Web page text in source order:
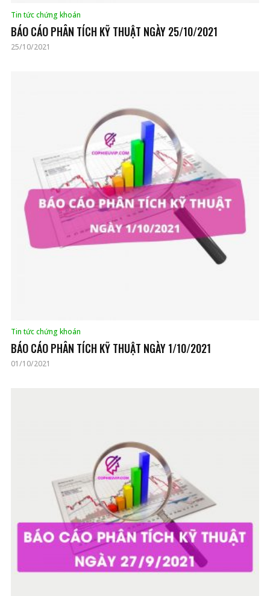
Tin tức chứng khoán
BÁO CÁO PHÂN TÍCH KỸ THUẬT NGÀY 25/10/2021
25/10/2021
Tin tức chứng khoán
BÁO CÁO PHÂN TÍCH KỸ THUẬT NGÀY 1/10/2021
01/10/2021